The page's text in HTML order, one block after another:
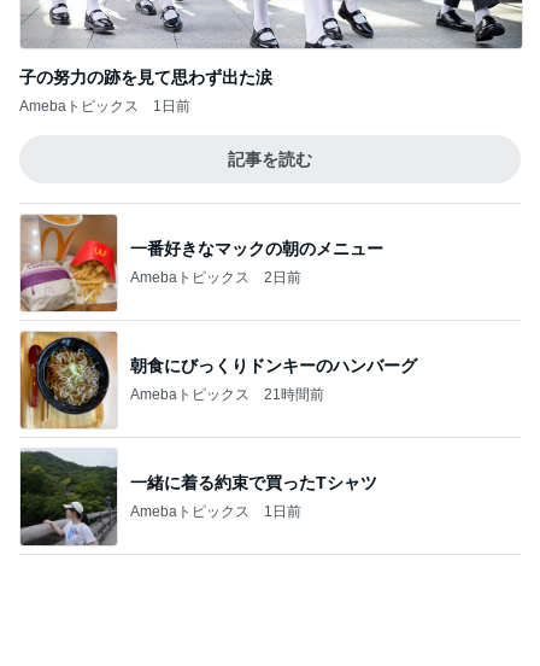
子の努力の跡を見て思わず出た涙
Amebaトピックス 1日前
記事を読む
一番好きなマックの朝のメニュー
Amebaトピックス 2日前
朝食にびっくりドンキーのハンバーグ
Amebaトピックス 21時間前
一緒に着る約束で買ったTシャツ
Amebaトピックス 1日前